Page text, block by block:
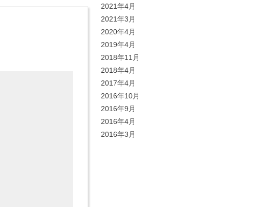
2021年4月
2021年3月
2020年4月
2019年4月
2018年11月
2018年4月
2017年4月
2016年10月
2016年9月
2016年4月
2016年3月